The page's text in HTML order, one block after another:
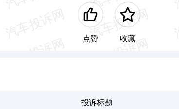
点赞 收藏
投诉标题